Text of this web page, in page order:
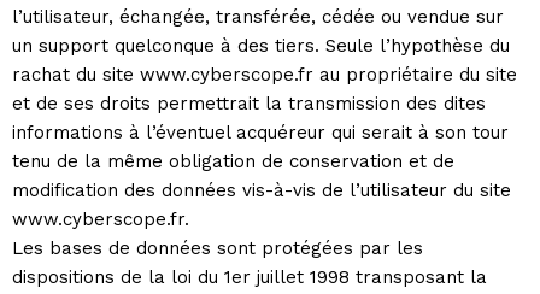
l’utilisateur, échangée, transférée, cédée ou vendue sur
un support quelconque à des tiers. Seule l’hypothèse du
rachat du site www.cyberscope.fr au propriétaire du site
et de ses droits permettrait la transmission des dites
informations à l’éventuel acquéreur qui serait à son tour
tenu de la même obligation de conservation et de
modification des données vis-à-vis de l’utilisateur du site
www.cyberscope.fr.
Les bases de données sont protégées par les
dispositions de la loi du 1er juillet 1998 transposant la